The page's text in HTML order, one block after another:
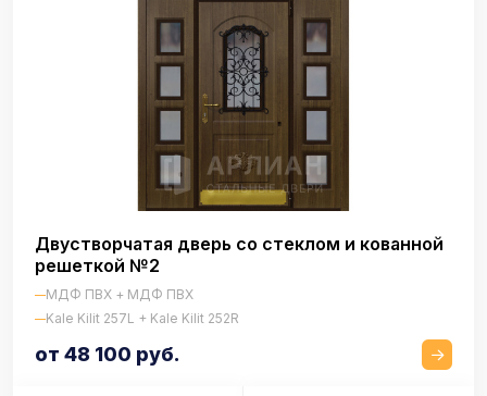
Двустворчатая дверь со стеклом и кованной
решеткой №2
МДФ ПВХ + МДФ ПВХ
Kale Kilit 257L + Kale Kilit 252R
от 48 100 руб.